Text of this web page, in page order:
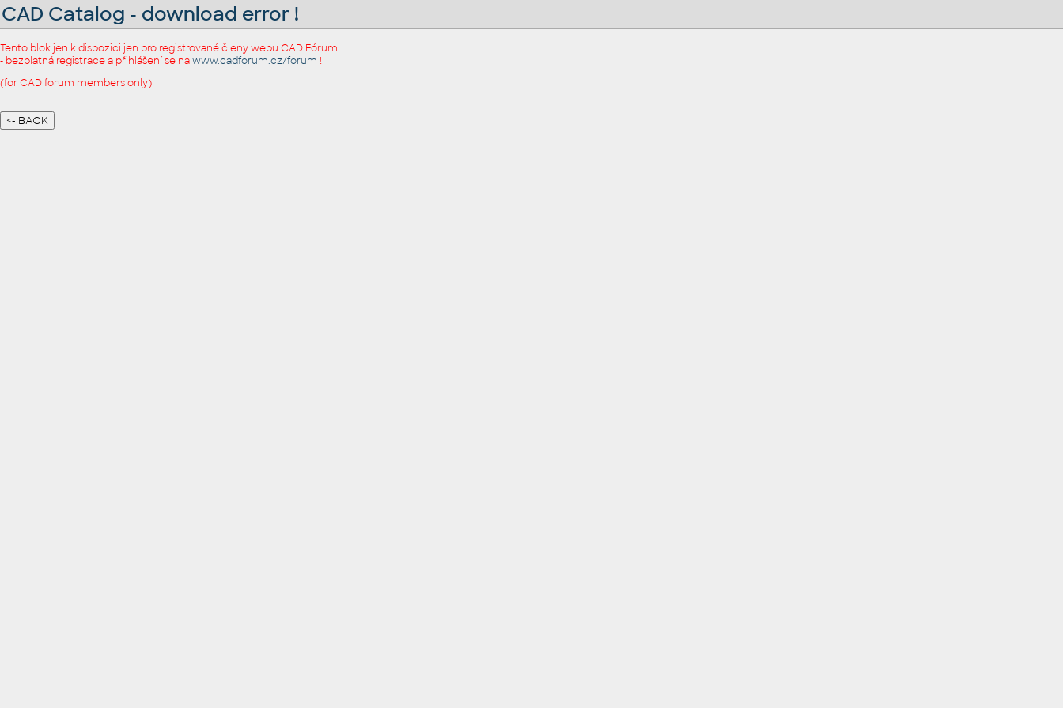
CAD Catalog - download error !
Tento blok jen k dispozici jen pro registrované členy webu CAD Fórum
- bezplatná registrace a přihlášení se nawww.cadforum.cz/forum !
(for CAD forum members only)